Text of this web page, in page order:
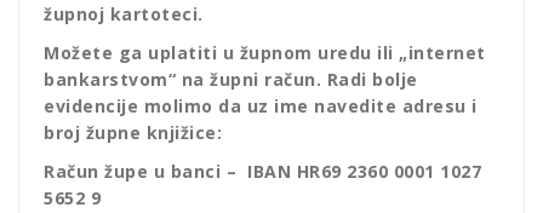
župnoj kartoteci.
Možete ga uplatiti u župnom uredu ili „internet
bankarstvom“ na župni račun. Radi bolje
evidencije molimo da uz ime navedite adresu i
broj župne knjižice:
Račun župe u banci – IBAN HR69 2360 0001 1027
5652 9